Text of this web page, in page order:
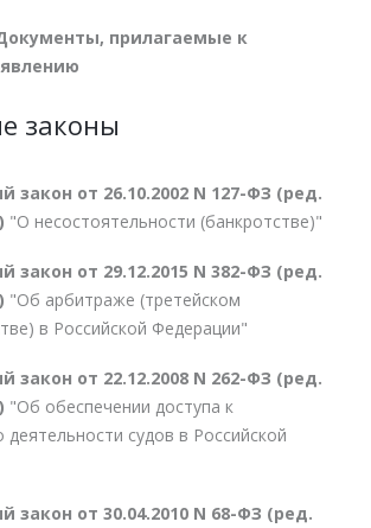
прилагаемые к
законы
закон от 26.10.2002 N 127-ФЗ (ред.
"О несостоятельности (банкротстве)"
закон от 29.12.2015 N 382-ФЗ (ред.
"Об арбитраже (третейском
в Российской Федерации"
закон от 22.12.2008 N 262-ФЗ (ред.
"Об обеспечении доступа к
судов в Российской
закон от 30.04.2010 N 68-ФЗ (ред.